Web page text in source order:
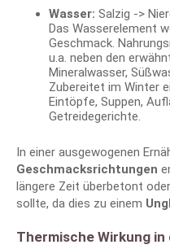
Wasser: Salzig ->
Das Wasserelement
Geschmack.
u.a. neben den
Mineralwasser,
Zubereitet im Winter
Eintöpfe, Suppen,
Getreidegerichte.
In einer ausgewogenen
Geschmacksrichtungen
längere Zeit überbetont
sollte, da dies zu einem
Thermische Wirkung in